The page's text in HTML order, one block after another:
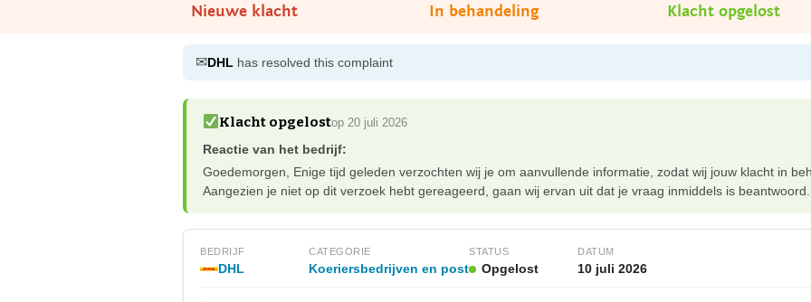
Nieuwe klacht In behandeling Klacht opgelost
✉DHL has resolved this complaint
Klacht opgelostop 20 juli 2026
Reactie van het bedrijf:
Goedemorgen, Enige tijd geleden verzochten wij je om aanvullende informatie, zodat wij jouw klacht in
Aangezien je niet op dit verzoek hebt gereageerd, gaan wij ervan uit dat je vraag inmiddels is beantwoord.
BEDRIJF
DHL
CATEGORIE
Koeriersbedrijven en post
STATUS
Opgelost
DATUM
10 juli 2026